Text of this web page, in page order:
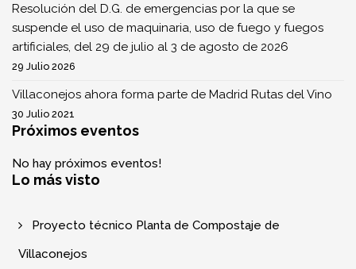
Resolución del D.G. de emergencias por la que se
suspende el uso de maquinaria, uso de fuego y fuegos
artificiales, del 29 de julio al 3 de agosto de 2026
29 Julio 2026
Villaconejos ahora forma parte de Madrid Rutas del Vino
30 Julio 2021
Próximos eventos
No hay próximos eventos!
Lo más visto
Proyecto técnico Planta de Compostaje de
Villaconejos